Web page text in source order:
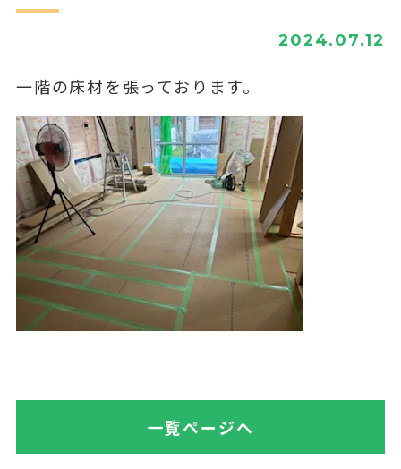
2024.07.12
一階の床材を張っております。
一覧ページへ